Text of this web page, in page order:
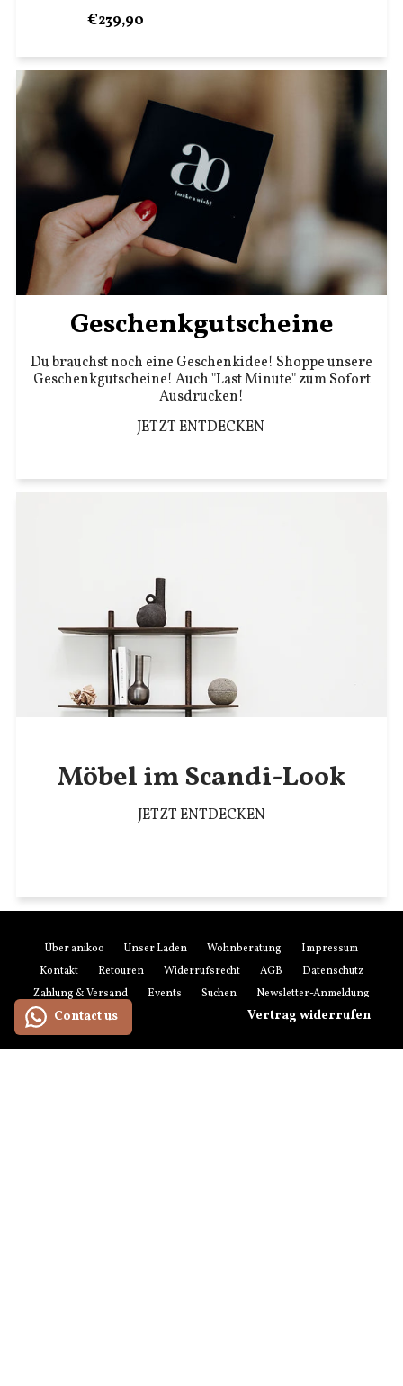
€239,90
Geschenkgutscheine
Du brauchst noch eine Geschenkidee! Shoppe unsere
Geschenkgutscheine! Auch "Last Minute" zum Sofort
Ausdrucken!
JETZT ENTDECKEN
Möbel im Scandi-Look
JETZT ENTDECKEN
Über anikoo Unser Laden Wohnberatung
Impressum
Kontakt
Retouren Widerrufsrecht AGB
Datenschutz
Zahlung & Versand
Events Suchen Newsletter-Anmeldung
Vertrag widerrufen
Contact us